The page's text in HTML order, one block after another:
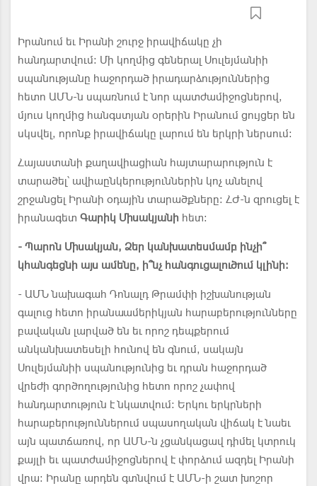
Իրանում եւ Իրանի շուրջ իրավիճակը չի
հանդարտվում: Մի կողմից գեներալ Սուլեյմանիի
սպանությանը հաջորդած իրադարձություններից
հետո ԱՄՆ-ն սպառնում է նոր պատժամիջոցներով,
մյուս կողմից հանգստյան օրերին Իրանում ցույցեր են
սկսվել, որոնք իրավիճակը լարում են երկրի ներսում:
Հայաստանի քաղավիացիան հայտարարություն է
տարածել՝ ավիաընկերություններին կոչ անելով
շրջանցել Իրանի օդային տարածքները: ՀԺ-ն զրուցել է
իրանագետ Գարիկ Միսակյանի հետ:
- Պարոն Միսակյան, Ձեր կանխատեսմամբ ինչի՞
կհանգեցնի այս ամենը, ի՞նչ հանգուցալուծում կլինի:
- ԱՄՆ նախագահ Դոնալդ Թրամփի իշխանության
գալուց հետո իրանաամերիկյան հարաբերությունները
բավական լարված են եւ որոշ դեպքերում
անկանխատեսելի հունով են գնում, սակայն
Սուլեյմանիի սպանությունից եւ դրան հաջորդած
վրեժի գործողությունից հետո որոշ չափով
հանդարտություն է նկատվում: Երկու երկրների
հարաբերություններում սպասողական վիճակ է նաեւ
այն պատճառով, որ ԱՄՆ-ն չցանկացավ դիմել կտրուկ
քայլի եւ պատժամիջոցներով է փորձում ազդել Իրանի
վրա: Իրանը արդեն գտնվում է ԱՄՆ-ի շատ խոշոր